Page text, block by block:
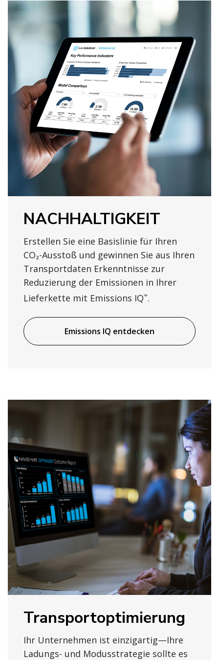
NACHHALTIGKEIT
Erstellen Sie eine Basislinie für Ihren
CO₂-Ausstoß und gewinnen Sie aus Ihren
Transportdaten Erkenntnisse zur
Reduzierung der Emissionen in Ihrer
Lieferkette mit Emissions IQ™.
Emissions IQ entdecken
Transportoptimierung
Ihr Unternehmen ist einzigartig—Ihre
Ladungs- und Modusstrategie sollte es